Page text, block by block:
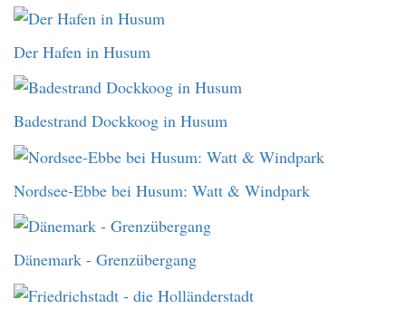
Der Hafen in Husum
Badestrand Dockkoog in Husum
Nordsee-Ebbe bei Husum: Watt & Windpark
Dänemark - Grenzübergang